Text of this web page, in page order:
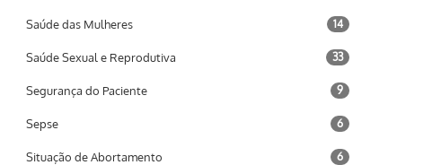
Saúde das Mulheres 14
Saúde Sexual e Reprodutiva 33
Segurança do Paciente 9
Sepse 6
Situação de Abortamento 6